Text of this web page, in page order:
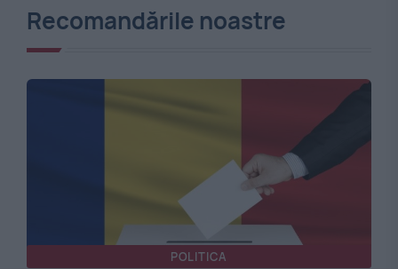
Recomandările noastre
POLITICA